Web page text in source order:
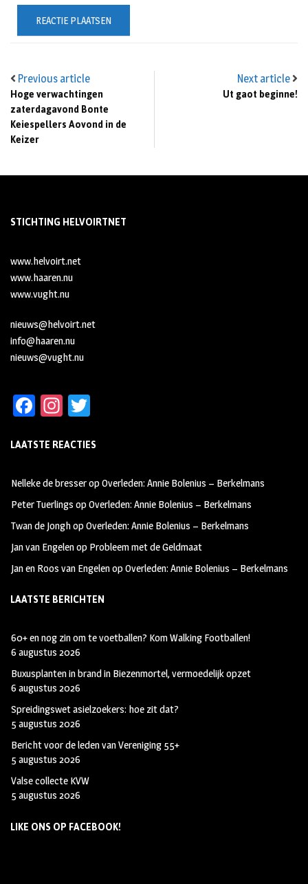
Previous article
Hoge verwachtingen
zaterdagavond Bonte
Keiespellers Aovond in de
Keizer
Next article
Ut gaot beginne!
STICHTING HELVOIRTNET
www.helvoirt.net
www.haaren.nu
www.vught.nu
nieuws@helvoirt.net
info@haaren.nu
nieuws@vught.nu
Fa
b
oo
k
In
ag
m
tt
LAATSTE REACTIES
Nelleke de bresseropOverleden: Annie Bolenius – Berkelmans
Peter Tuerlings opOverleden: Annie Bolenius – Berkelmans
Twan de JonghopOverleden: Annie Bolenius – Berkelmans
Jan van Engelenop Probleem met de Geldmaat
Jan en Roos van EngelenopOverleden: Annie Bolenius – Berkelmans
LAATSTE BERICHTEN
60+ en nog zin om te voetballen? Kom Walking Footballen!
6 augustus 2026
Buxusplanten in brand in Biezenmortel, vermoedelijk opzet
6 augustus 2026
Spreidingswet asielzoekers: hoe zit dat?
5 augustus 2026
Bericht voor de leden van Vereniging 55+
5 augustus 2026
Valse collecte KVW
5 augustus 2026
LIKE ONS OP FACEBOOK!